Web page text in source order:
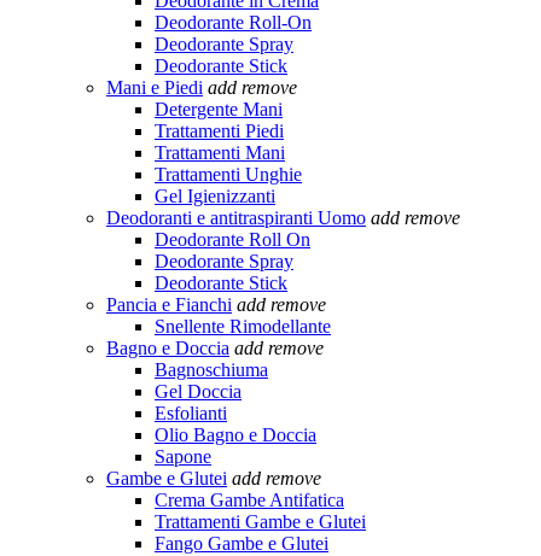
Deodorante Roll-On
Deodorante Spray
Deodorante Stick
Mani e Piedi add remove
Detergente Mani
Trattamenti Piedi
Trattamenti Mani
Trattamenti Unghie
Gel Igienizzanti
Deodoranti e antitraspiranti Uomo add remove
Deodorante Roll On
Deodorante Spray
Deodorante Stick
Pancia e Fianchi add remove
Snellente Rimodellante
Bagno e Doccia add remove
Bagnoschiuma
Gel Doccia
Esfolianti
Olio Bagno e Doccia
Sapone
Gambe e Glutei add remove
Crema Gambe Antifatica
Trattamenti Gambe e Glutei
Fango Gambe e Glutei